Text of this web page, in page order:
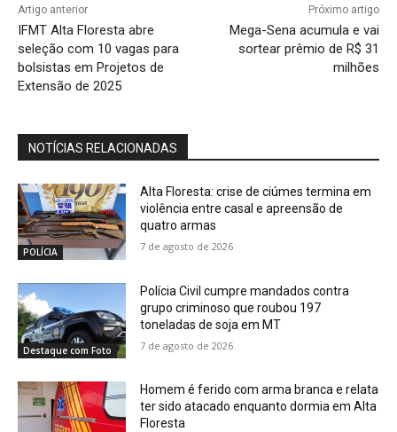
Artigo anterior
IFMT Alta Floresta abre
seleção com 10 vagas para
bolsistas em Projetos de
Extensão de 2025
Próximo artigo
Mega-Sena acumula e vai
sortear prêmio de R$ 31
milhões
NOTÍCIAS RELACIONADAS
POLÍCIA
Alta Floresta: crise de ciúmes termina em
violência entre casal e apreensão de
quatro armas
7 de agosto de 2026
Destaque com Foto
Polícia Civil cumpre mandados contra
grupo criminoso que roubou 197
toneladas de soja em MT
7 de agosto de 2026
Homem é ferido com arma branca e relata
ter sido atacado enquanto dormia em Alta
Floresta